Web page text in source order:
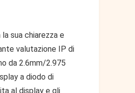
sua chiarezza e
valutazione IP di
da 2.6mm/2.975
a diodo di
al display e gli